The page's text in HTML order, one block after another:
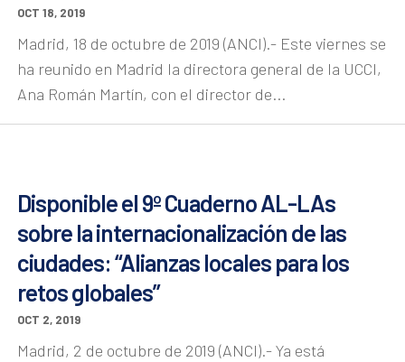
OCT 18, 2019
Madrid, 18 de octubre de 2019 (ANCI).- Este viernes se
ha reunido en Madrid la directora general de la UCCI,
Ana Román Martín, con el director de...
Disponible el 9º Cuaderno AL-LAs
sobre la internacionalización de las
ciudades: “Alianzas locales para los
retos globales”
OCT 2, 2019
Madrid, 2 de octubre de 2019 (ANCI).- Ya está